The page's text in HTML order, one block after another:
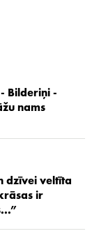
Bilderiņi -
nams
dzīvei veltīta
ir